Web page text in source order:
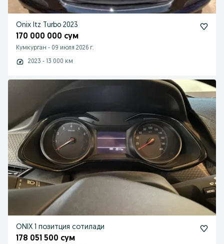
Onix ltz Turbo 2023
170 000 000 сум
Кумкурган - 09 июля 2026 г.
2023 - 13 000 км
ONIX 1 позитция сотилади
178 051 500 сум